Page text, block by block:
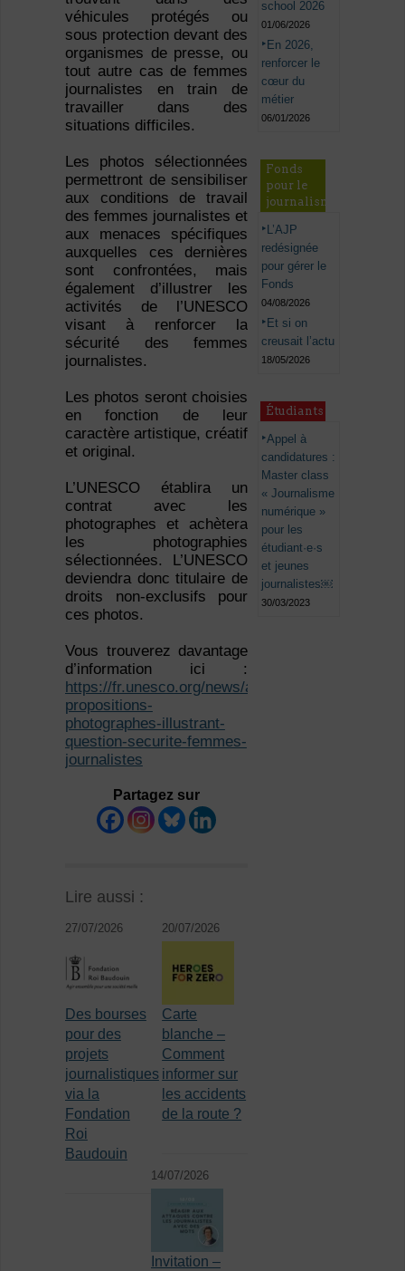
véhicules protégés ou
sous protection devant des
organismes de presse, ou
tout autre cas de femmes
journalistes en train de
travailler dans des
situations difficiles.
Les photos sélectionnées
permettront de sensibiliser
aux conditions de travail
des femmes journalistes et
aux menaces spécifiques
auxquelles ces dernières
sont confrontées, mais
également d’illustrer les
activités de l’UNESCO
visant à renforcer la
sécurité des femmes
journalistes.
Les photos seront choisies
en fonction de leur
caractère artistique, créatif
et original.
L’UNESCO établira un
contrat avec les
photographes et achètera
les photographies
sélectionnées. L’UNESCO
deviendra donc titulaire de
droits non-exclusifs pour
ces photos.
Vous trouverez davantage
d’information ici :
https://fr.unesco.org/news/appel-
propositions-
photographes-illustrant-
question-securite-femmes-
journalistes
Partagez sur
Lire aussi :
27/07/2026
Des bourses
pour des
projets
journalistiques
via la
Fondation
Roi
Baudouin
20/07/2026
Carte
blanche –
Comment
informer sur
les accidents
de la route ?
14/07/2026
Invitation –
school 2026
01/06/2026
En 2026,
renforcer le
cœur du
métier
06/01/2026
Fonds
pour le
journalisme
L’AJP
redésignée
pour gérer le
Fonds
04/08/2026
Et si on
creusait l’actu
18/05/2026
Étudiants
Appel à
candidatures :
Master class
« Journalisme
numérique »
pour les
étudiant·e·s
et jeunes
journalistes￼
30/03/2023